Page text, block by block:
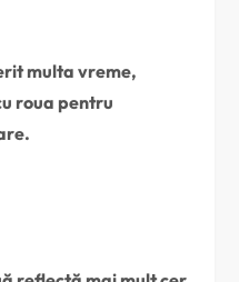
multa vreme,
roua pentru